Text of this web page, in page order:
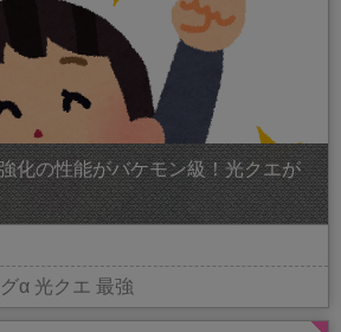
化の性能がバケモン級！光クエが
α 光クエ 最強